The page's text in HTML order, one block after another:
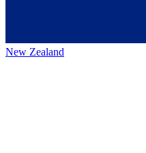
New Zealand